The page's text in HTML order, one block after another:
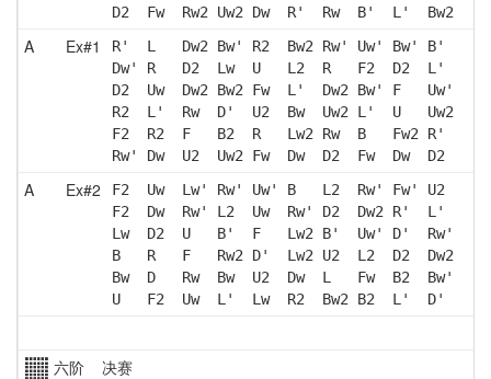
D2  Fw  Rw2 Uw2 Dw  R'  Rw  B'  L'  Bw2
A Ex#1
R'  L   Dw2 Bw' R2  Bw2 Rw' Uw' Bw' B'
Dw' R   D2  Lw  U   L2  R   F2  D2  L'
D2  Uw  Dw2 Bw2 Fw  L'  Dw2 Bw' F   Uw'
R2  L'  Rw  D'  U2  Bw  Uw2 L'  U   Uw2
F2  R2  F   B2  R   Lw2 Rw  B   Fw2 R'
Rw' Dw  U2  Uw2 Fw  Dw  D2  Fw  Dw  D2
A Ex#2
F2  Uw  Lw' Rw' Uw' B   L2  Rw' Fw' U2
F2  Dw  Rw' L2  Uw  Rw' D2  Dw2 R'  L'
Lw  D2  U   B'  F   Lw2 B'  Uw' D'  Rw'
B   R   F   Rw2 D'  Lw2 U2  L2  D2  Dw2
Bw  D   Rw  Bw  U2  Dw  L   Fw  B2  Bw'
U   F2  Uw  L'  Lw  R2  Bw2 B2  L'  D'
六阶 决赛